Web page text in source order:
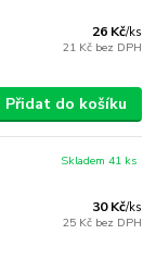
26 Kč/ks
21 Kč bez DPH
Přidat do košíku
30 Kč/ks
25 Kč bez DPH
Skladem 41 ks